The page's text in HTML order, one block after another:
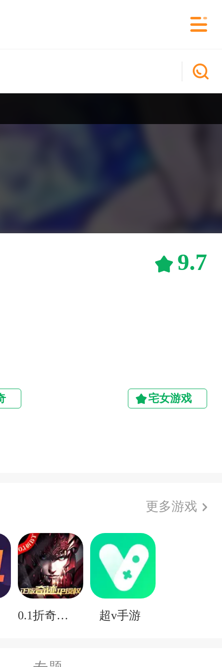
9.7
宅女游戏
更多游戏
0.1折奇迹mu 超v手游